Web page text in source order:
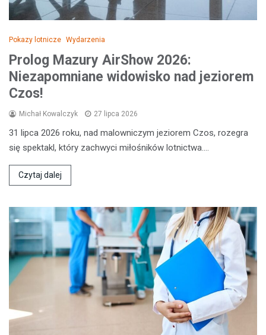
Pokazy lotnicze Wydarzenia
Prolog Mazury AirShow 2026:
Niezapomniane widowisko nad jeziorem
Czos!
Michał Kowalczyk 27 lipca 2026
31 lipca 2026 roku, nad malowniczym jeziorem Czos, rozegra
się spektakl, który zachwyci miłośników lotnictwa.…
Czytaj dalej